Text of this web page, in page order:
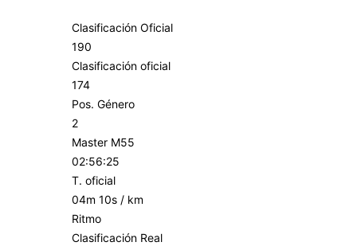
Clasificación Oficial
190
Clasificación oficial
174
Pos. Género
2
Master M55
02:56:25
T. oficial
04m 10s / km
Ritmo
Clasificación Real